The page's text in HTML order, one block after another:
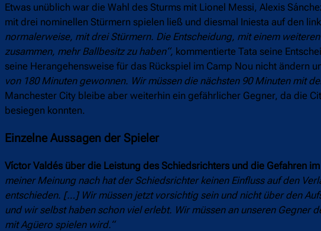
Etwas unüblich war die Wahl des Sturms mit Lionel Messi, Alexis
mit drei nominellen Stürmern spielen ließ und diesmal Iniesta auf den
normalerweise, mit drei Stürmern. Die Entscheidung, mit einem
zusammen, mehr Ballbesitz zu haben“, kommentierte Tata seine
seine Herangehensweise für das Rückspiel im Camp Nou nicht ändern
von 180 Minuten gewonnen. Wir müssen die nächsten 90 Minuten mit
Manchester City bleibe aber weiterhin ein gefährlicher Gegner, da die
besiegen konnten.
Einzelne Aussagen der Spieler
Víctor Valdés über die Leistung des Schiedsrichters und die Gefahren
meiner Meinung nach hat der Schiedsrichter keinen Einfluss auf den
entschieden. […] Wir müssen jetzt vorsichtig sein und nicht über den
und wir selbst haben schon viel erlebt. Wir müssen an unseren Gegner
mit Agüero spielen wird.“